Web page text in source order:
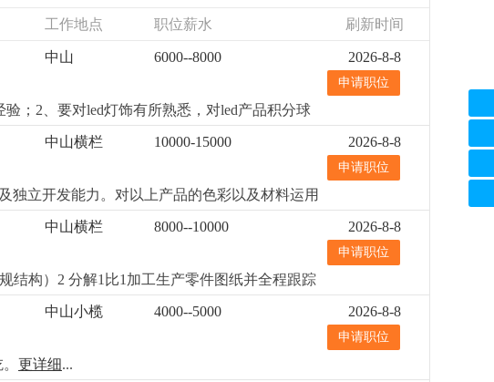
工作地点 职位薪水 刷新时间
中山 6000--8000
2026-8-8
申请职位
；2、要对led灯饰有所熟悉，对led产品积分球
中山横栏 10000-15000
2026-8-8
申请职位
独立开发能力。对以上产品的色彩以及材料运用
autocad，adobephotos，3dsma等软件，自主
之士加入！！！此岗位为专职外观设计师(外
中山横栏 8000--10000
2026-8-8
申请职位
结构）2 分解1比1加工生产零件图纸并全程跟踪
和三维建模软（solidworks或pro/engineer或
，熟悉led光源应用、懂工艺、成本和结构3. 性
家居装饰灯结构具有一定的了解认识（温馨提
）更详细
中山小榄 4000--5000
2026-8-8
申请职位
更详细...